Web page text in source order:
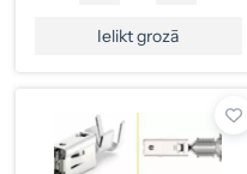
Ielikt grozā